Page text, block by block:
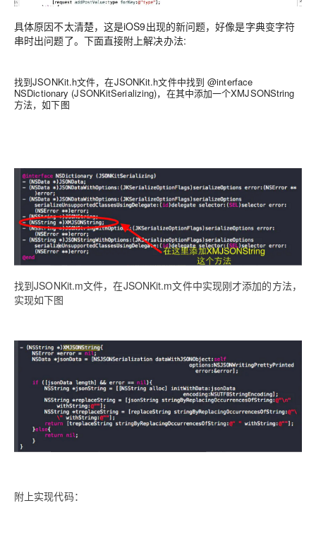
具体原因不太清楚，这是iOS9出现的新问题，好像是字典变字符
串时出问题了。下面直接附上解决办法:
找到JSONKit.h文件，在JSONKit.h文件中找到 @interface
NSDictionary (JSONKitSerializing)，在其中添加一个XMJSONString
方法，如下图
找到JSONKit.m文件，在JSONKit.m文件中实现刚才添加的方法，
实现如下图
附上实现代码：